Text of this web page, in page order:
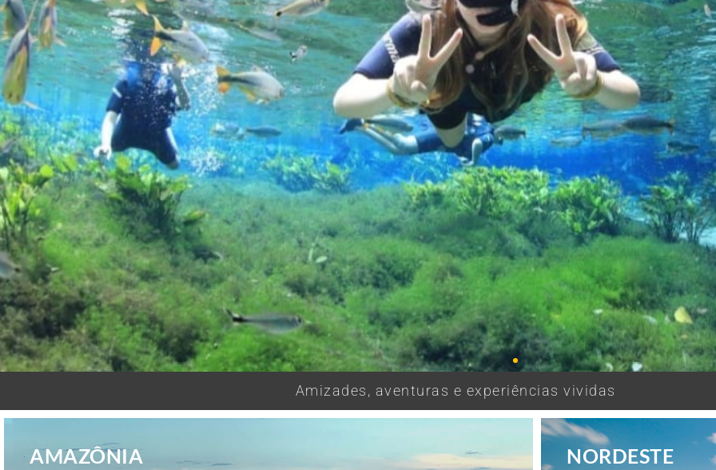
Amizades, aventuras e experiências vividas
AMAZÔNIA NORDESTE